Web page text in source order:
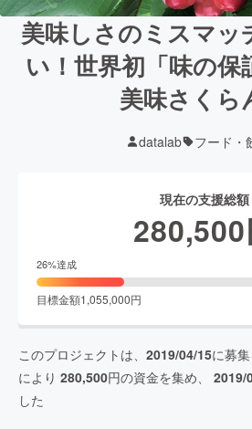
美味しさのミスマッ
い！世界初「味の保
美味さくら
datalab フード・
現在の支援総額
280,500
26%達成
目標金額1,055,000円
このプロジェクトは、 2019/04/15に募
により 280,500円の資金を集め、 2019/
した